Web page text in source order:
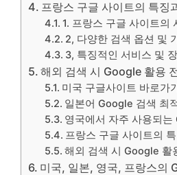
프랑스 구글 사이트의 특징
1. 프랑스 구글 사이트의
2, 다양한 검색 옵션 및
3, 특징적인 서비스 및
해외 검색 시 Google 활용
미국 구글사이트 바로가
일본어 Google 검색 최
영국에서 자주 사용되
프랑스 구글 사이트의
해외 검색 시 Google 활
미국, 일본, 영국, 프랑스의